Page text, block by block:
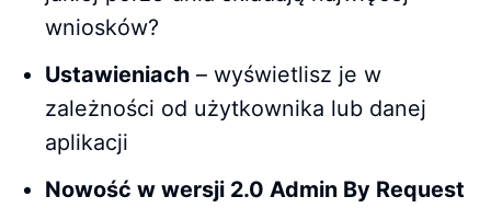
wniosków?
Ustawieniach– wyświetlisz je w
zależności od użytkownika lub danej
aplikacji
Nowość w wersji 2.0 Admin By Request